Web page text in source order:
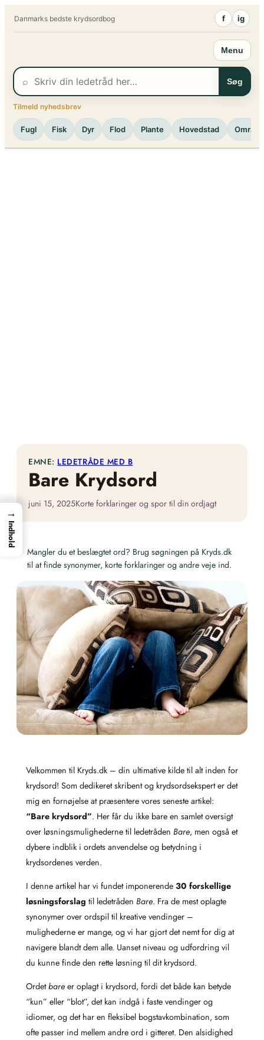
Danmarks bedste krydsordbog f ig
Menu
⌕ Søg
Tilmeld nyhedsbrev
Fugl Fisk Dyr Flod Plante Hovedstad Område
EMNE: LEDETRÅDE MED B
Bare Krydsord
juni 15, 2025Korte forklaringer og spor til din ordjagt
Mangler du et beslægtet ord? Brug søgningen på Kryds.dk
til at finde synonymer, korte forklaringer og andre veje ind.
Velkommen til Kryds.dk – din ultimative kilde til alt inden for
krydsord! Som dedikeret skribent og krydsordsekspert er det
mig en fornøjelse at præsentere vores seneste artikel:
“Bare krydsord”. Her får du ikke bare en samlet oversigt
over løsningsmulighederne til ledetråden Bare, men også et
dybere indblik i ordets anvendelse og betydning i
krydsordenes verden.
I denne artikel har vi fundet imponerende 30 forskellige
løsningsforslag til ledetråden Bare. Fra de mest oplagte
synonymer over ordspil til kreative vendinger –
mulighederne er mange, og vi har gjort det nemt for dig at
navigere blandt dem alle. Uanset niveau og udfordring vil
du kunne finde den rette løsning til dit krydsord.
Ordetbare er oplagt i krydsord, fordi det både kan betyde
“kun” eller “blot”, det kan indgå i faste vendinger og
idiomer, og det har en fleksibel bogstavkombination, som
ofte passer ind mellem andre ord i gitteret. Den alsidighed
→
Indhold